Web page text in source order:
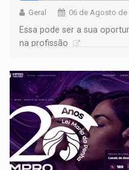
Geral 06 de Agosto de
Essa pode ser a sua
na profissão